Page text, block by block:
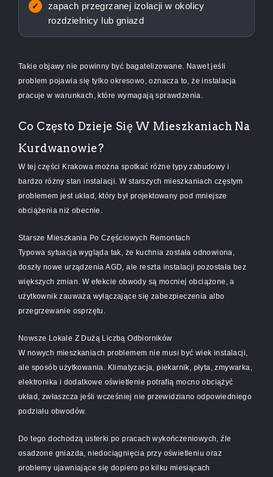
zapach przegrzanej izolacji w okolicy
rozdzielnicy lub gniazd
Takie objawy nie powinny być bagatelizowane. Nawet jeśli
problem pojawia się tylko okresowo, oznacza to, że instalacja
pracuje w warunkach, które wymagają sprawdzenia.
Co Często Dzieje Się W Mieszkaniach Na
Kurdwanowie?
W tej części Krakowa można spotkać różne typy zabudowy i
bardzo różny stan instalacji. W starszych mieszkaniach częstym
problemem jest układ, który był projektowany pod mniejsze
obciążenia niż obecnie.
Starsze Mieszkania Po Częściowych Remontach
Typowa sytuacja wygląda tak, że kuchnia została odnowiona,
doszły nowe urządzenia AGD, ale reszta instalacji pozostała bez
większych zmian. W efekcie obwody są mocniej obciążone, a
użytkownik zauważa wyłączające się zabezpieczenia albo
przegrzewanie osprzętu.
Nowsze Lokale Z Dużą Liczbą Odbiorników
W nowych mieszkaniach problemem nie musi być wiek instalacji,
ale sposób użytkowania. Klimatyzacja, piekarnik, płyta, zmywarka,
elektronika i dodatkowe oświetlenie potrafią mocno obciążyć
układ, zwłaszcza jeśli wcześniej nie przewidziano odpowiedniego
podziału obwodów.
Do tego dochodzą usterki po pracach wykończeniowych, źle
osadzone gniazda, niedociągnięcia przy oświetleniu oraz
problemy ujawniające się dopiero po kilku miesiącach